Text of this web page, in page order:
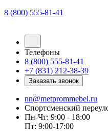
8 (800) 555-81-41
Телефоны
8 (800) 555-81-41
+7 (831) 212-38-39
Заказать звонок
nn@metprommebel.ru
Спортсменский
Пн-Чт: 9:00 - 18:00
Пт: 9:00-17:00